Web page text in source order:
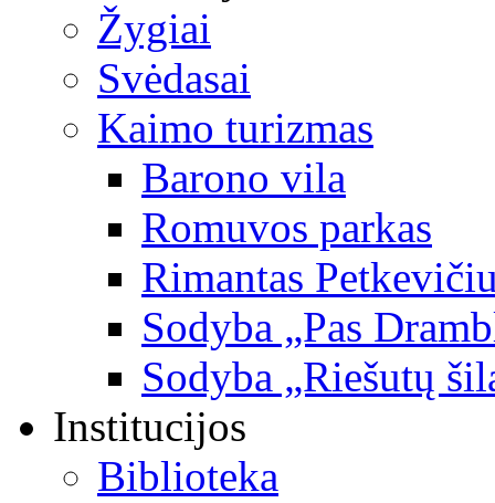
Žygiai
Svėdasai
Kaimo turizmas
Barono vila
Romuvos parkas
Rimantas
Sodyba „Pas
Sodyba „Riešutų
Institucijos
Biblioteka